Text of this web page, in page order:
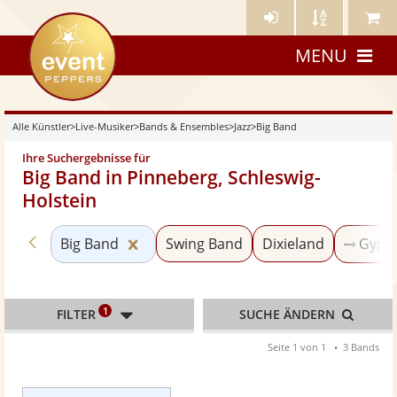
Künstler- Künstler Meine
eventpeppers
MENU
Alle Künstler>Live-Musiker>Bands & Ensembles>Jazz>Big Band
Ihre Suchergebnisse für
Big Band in Pinneberg, Schleswig-
Holstein
Zurück zu «Jazz»
Big Band Kategorie «Big Band» zurücksetzen
Swing Band Dixieland
FILTER 1 SUCHE ÄNDERN
Seite 1 von 1 3 Bands